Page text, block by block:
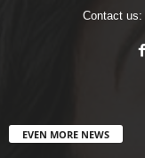
Contact us:
EVEN MORE NEWS